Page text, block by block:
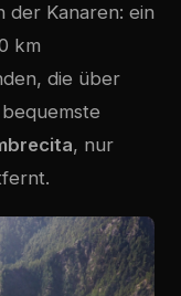
der Kanaren: ein
km
die über
, nur